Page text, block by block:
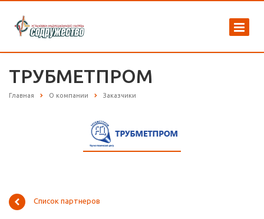
ТРУБМЕТПРОМ
Главная О компании Заказчики
Список партнеров